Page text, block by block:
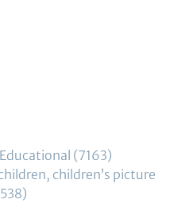
7163
children’s picture